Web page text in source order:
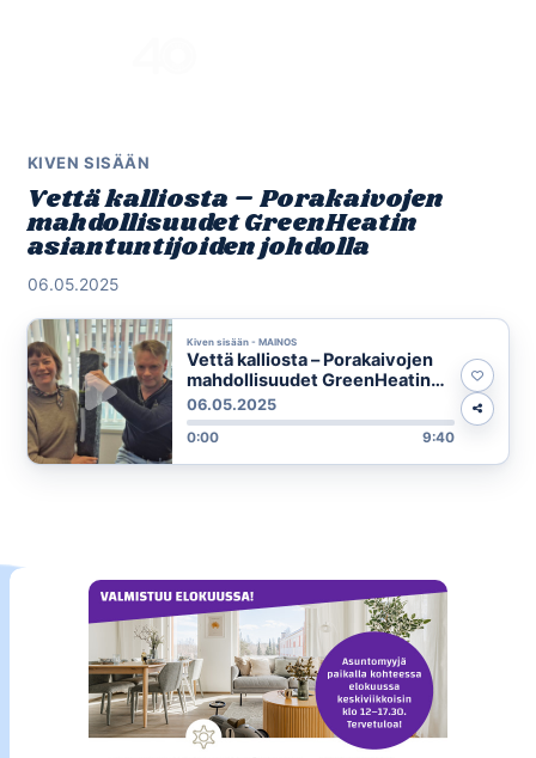
KIVEN SISÄÄN
Vettä kalliosta – Porakaivojen
mahdollisuudet GreenHeatin
asiantuntijoiden johdolla
06.05.2025
Kiven sisään - MAINOS
Vettä kalliosta – Porakaivojen
mahdollisuudet GreenHeatin
asiantuntijoiden johdolla
06.05.2025
0:00 9:40